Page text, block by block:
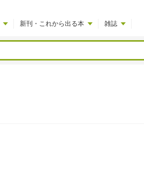
新刊・これから出る本 雑誌